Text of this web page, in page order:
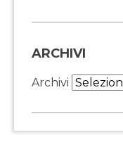
ARCHIVI
Archivi